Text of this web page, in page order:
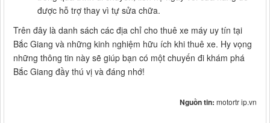
được hỗ trợ thay vì tự sửa chữa.
Trên đây là danh sách các địa chỉ cho thuê xe máy uy tín tại
Bắc Giang và những kinh nghiệm hữu ích khi thuê xe. Hy vọng
những thông tin này sẽ giúp bạn có một chuyến đi khám phá
Bắc Giang đầy thú vị và đáng nhớ!
Nguồn tin: motortr ip.vn